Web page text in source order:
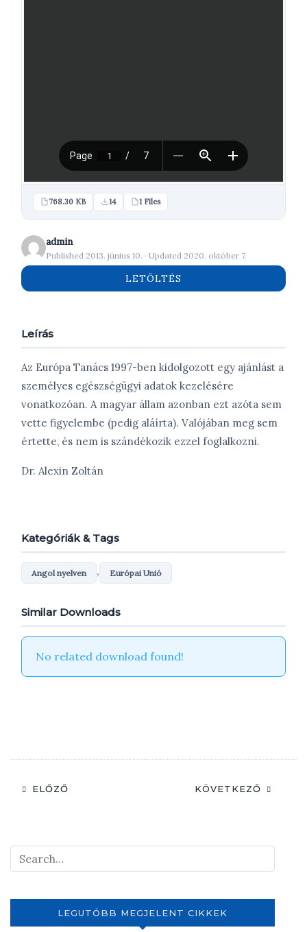
768.30 KB 14 1 Files
admin
Published 2013. június 10. · Updated 2020. október 7.
LETÖLTÉS
Leírás
Az Európa Tanács 1997-ben kidolgozott egy ajánlást a
személyes egészségügyi adatok kezelésére
vonatkozóan. A magyar állam azonban ezt azóta sem
vette figyelembe (pedig aláírta). Valójában meg sem
értette, és nem is szándékozik ezzel foglalkozni.
Dr. Alexin Zoltán
Kategóriák & Tags
Angol nyelven , Európai Unió
Similar Downloads
No related download found!
ELŐZŐ KÖVETKEZŐ
LEGUTÓBB MEGJELENT CIKKEK